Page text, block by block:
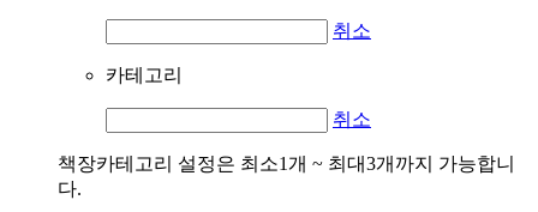
취소
카테고리
취소
책장카테고리 설정은 최소1개 ~ 최대3개까지 가능합니
다.